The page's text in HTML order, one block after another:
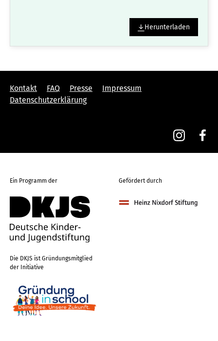
Herunterladen
Kontakt FAQ Presse
Impressum
Datenschutzerklärung
Ein Programm der Gefördert durch
Die DKJS ist Gründungsmitglied
der Initiative